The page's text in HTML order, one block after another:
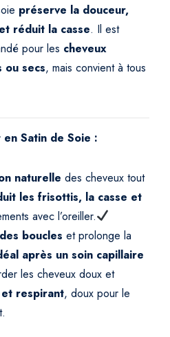
préserve la douceur,
réduit la casse. Il est
pour les cheveux
ou secs, mais convient à tous
Satin de Soie :
naturelle des cheveux tout
les frisottis, la casse et
avec l’oreiller.
boucles et prolonge la
après un soin capillaire
les cheveux doux et
respirant, doux pour le